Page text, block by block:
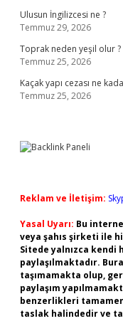
Ulusun İngilizcesi ne ?
Temmuz 29, 2026
Toprak neden yeşil olur ?
Temmuz 25, 2026
Kaçak yapı cezası ne
Temmuz 25, 2026
Reklam ve İletişim:
Yasal Uyarı: Bu
veya şahıs şirketi ile
Sitede yalnızca kendi
paylaşılmaktadır.
taşımamakta olup,
paylaşım
benzerlikleri
taslak halindedir ve